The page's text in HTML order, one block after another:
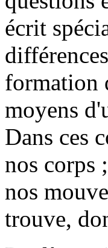
écrit
formation
moyens
Dans ces
nos corps
nos
trouve,